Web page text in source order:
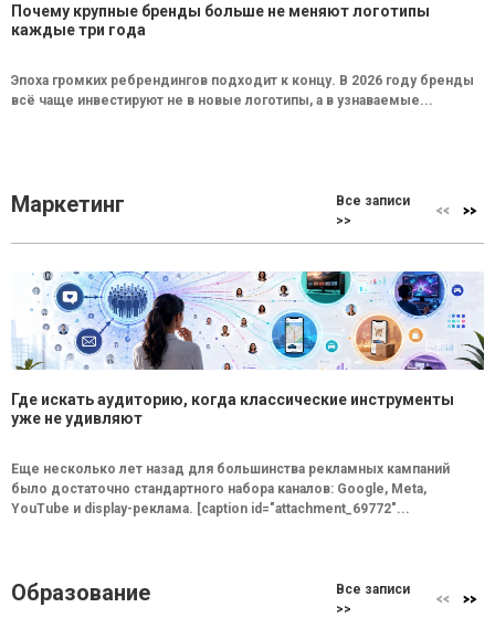
Почему крупные бренды больше не меняют логотипы
каждые три года
Эпоха громких ребрендингов подходит к концу. В 2026 году бренды
всё чаще инвестируют не в новые логотипы, а в узнаваемые...
Маркетинг
Все записи
>>
Где искать аудиторию, когда классические инструменты
уже не удивляют
Еще несколько лет назад для большинства рекламных кампаний
было достаточно стандартного набора каналов: Google, Meta,
YouTube и display-реклама. [caption id="attachment_69772"...
Образование
Все записи
>>